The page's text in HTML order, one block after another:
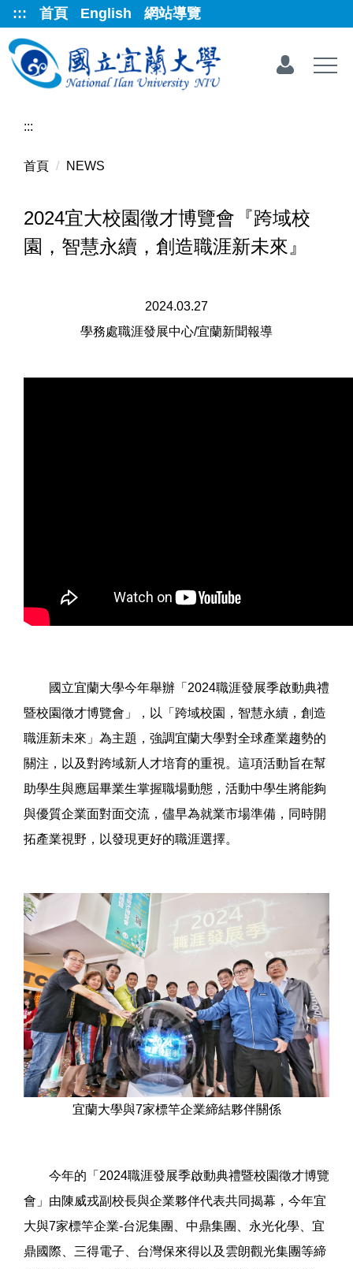
跳
到
主
要
::: 首頁 English 網站導覽
:::
首頁 NEWS
2024宜大校園徵才博覽會『跨域校
園，智慧永續，創造職涯新未來』
2024.03.27
學務處職涯發展中心/宜蘭新聞報導
國立宜蘭大學今年舉辦「2024職涯發展季啟動典禮
暨校園徵才博覽會」，以「跨域校園，智慧永續，創造
職涯新未來」為主題，強調宜蘭大學對全球產業趨勢的
關注，以及對跨域新人才培育的重視。這項活動旨在幫
助學生與應屆畢業生掌握職場動態，活動中學生將能夠
與優質企業面對面交流，儘早為就業市場準備，同時開
拓產業視野，以發現更好的職涯選擇。
宜蘭大學與7家標竿企業締結夥伴關係
今年的「2024職涯發展季啟動典禮暨校園徵才博覽
會」由陳威戎副校長與企業夥伴代表共同揭幕，今年宜
大與7家標竿企業-台泥集團、中鼎集團、永光化學、宜
鼎國際、三得電子、台灣保來得以及雲朗觀光集團等締